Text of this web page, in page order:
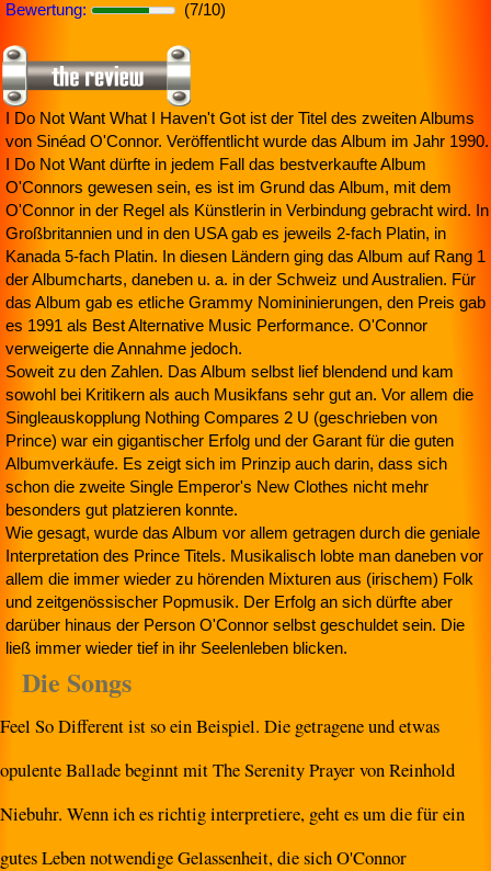
Bewertung:
(7/10)
I Do Not Want What I Haven't Got ist der Titel des zweiten Albums
von Sinéad O'Connor. Veröffentlicht wurde das Album im Jahr 1990.
I Do Not Want dürfte in jedem Fall das bestverkaufte Album
O'Connors gewesen sein, es ist im Grund das Album, mit dem
O'Connor in der Regel als Künstlerin in Verbindung gebracht wird. In
Großbritannien und in den USA gab es jeweils 2-fach Platin, in
Kanada 5-fach Platin. In diesen Ländern ging das Album auf Rang 1
der Albumcharts, daneben u. a. in der Schweiz und Australien. Für
das Album gab es etliche Grammy Nomininierungen, den Preis gab
es 1991 als Best Alternative Music Performance. O'Connor
verweigerte die Annahme jedoch.
Soweit zu den Zahlen. Das Album selbst lief blendend und kam
sowohl bei Kritikern als auch Musikfans sehr gut an. Vor allem die
Singleauskopplung Nothing Compares 2 U (geschrieben von
Prince) war ein gigantischer Erfolg und der Garant für die guten
Albumverkäufe. Es zeigt sich im Prinzip auch darin, dass sich
schon die zweite Single Emperor's New Clothes nicht mehr
besonders gut platzieren konnte.
Wie gesagt, wurde das Album vor allem getragen durch die geniale
Interpretation des Prince Titels. Musikalisch lobte man daneben vor
allem die immer wieder zu hörenden Mixturen aus (irischem) Folk
und zeitgenössischer Popmusik. Der Erfolg an sich dürfte aber
darüber hinaus der Person O'Connor selbst geschuldet sein. Die
ließ immer wieder tief in ihr Seelenleben blicken.
Die Songs
Feel So Different ist so ein Beispiel. Die getragene und etwas
opulente Ballade beginnt mit The Serenity Prayer von Reinhold
Niebuhr. Wenn ich es richtig interpretiere, geht es um die für ein
gutes Leben notwendige Gelassenheit, die sich O'Connor